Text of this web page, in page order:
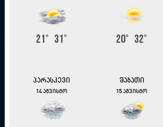
21° 31° 20° 32°
პარასკევი
14 აგვისტო
შაბათი
15 აგვისტო